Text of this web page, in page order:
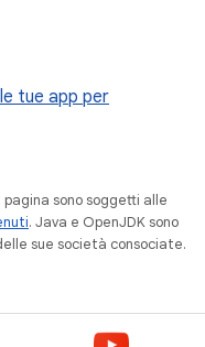
tue app per
sono soggetti alle
. Java e OpenJDK sono
sue società consociate.